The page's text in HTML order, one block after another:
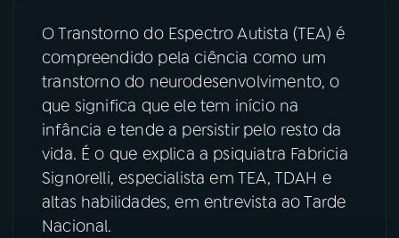
06VIDEOCASTS
ÚLTIMAS
08FESTIVAL DE MÚSICA
ACOMPANHE A RÁDIO NACIONAL
O Transtorno do Espectro Autista (TEA) é
compreendido pela ciência como um
transtorno do neurodesenvolvimento, o
que significa que ele tem início na
infância e tende a persistir pelo resto da
vida. É o que explica a psiquiatra Fabricia
Signorelli, especialista em TEA, TDAH e
altas habilidades, em entrevista ao Tarde
Nacional.